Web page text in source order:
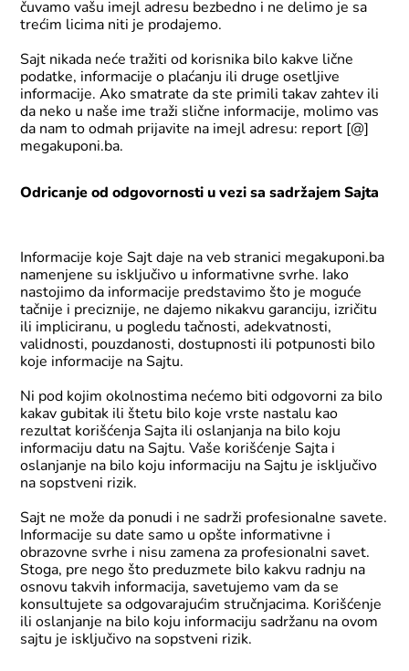
čuvamo vašu imejl adresu bezbedno i ne delimo je sa
trećim licima niti je prodajemo.
Sajt nikada neće tražiti od korisnika bilo kakve lične
podatke, informacije o plaćanju ili druge osetljive
informacije. Ako smatrate da ste primili takav zahtev ili
da neko u naše ime traži slične informacije, molimo vas
da nam to odmah prijavite na imejl adresu: report [@]
megakuponi.ba.
Odricanje od odgovornosti u vezi sa sadržajem Sajta
Informacije koje Sajt daje na veb stranici megakuponi.ba
namenjene su isključivo u informativne svrhe. Iako
nastojimo da informacije predstavimo što je moguće
tačnije i preciznije, ne dajemo nikakvu garanciju, izričitu
ili impliciranu, u pogledu tačnosti, adekvatnosti,
validnosti, pouzdanosti, dostupnosti ili potpunosti bilo
koje informacije na Sajtu.
Ni pod kojim okolnostima nećemo biti odgovorni za bilo
kakav gubitak ili štetu bilo koje vrste nastalu kao
rezultat korišćenja Sajta ili oslanjanja na bilo koju
informaciju datu na Sajtu. Vaše korišćenje Sajta i
oslanjanje na bilo koju informaciju na Sajtu je isključivo
na sopstveni rizik.
Sajt ne može da ponudi i ne sadrži profesionalne savete.
Informacije su date samo u opšte informativne i
obrazovne svrhe i nisu zamena za profesionalni savet.
Stoga, pre nego što preduzmete bilo kakvu radnju na
osnovu takvih informacija, savetujemo vam da se
konsultujete sa odgovarajućim stručnjacima. Korišćenje
ili oslanjanje na bilo koju informaciju sadržanu na ovom
sajtu je isključivo na sopstveni rizik.